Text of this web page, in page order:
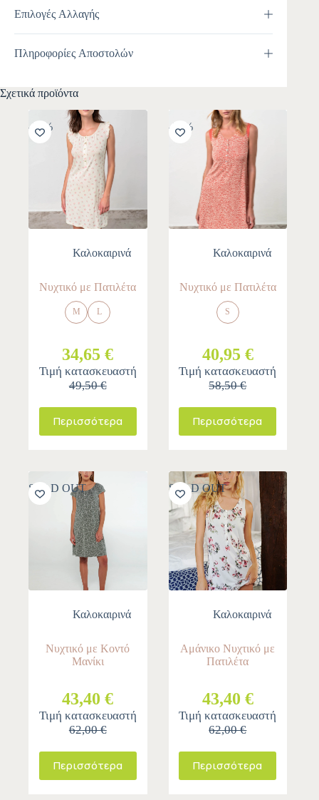
Επιλογές Αλλαγής
Πληροφορίες Αποστολών
Σχετικά προϊόντα
-30%
Καλοκαιρινά
Νυχτικό με Πατιλέτα
M L
34,65 €
Τιμή κατασκευαστή
49,50 €
Περισσότερα
-30%
Καλοκαιρινά
Νυχτικό με Πατιλέτα
S
40,95 €
Τιμή κατασκευαστή
58,50 €
Περισσότερα
SOLD OUT
Καλοκαιρινά
Νυχτικό με Κοντό
Μανίκι
43,40 €
Τιμή κατασκευαστή
62,00 €
Περισσότερα
SOLD OUT
Καλοκαιρινά
Αμάνικο Νυχτικό με
Πατιλέτα
43,40 €
Τιμή κατασκευαστή
62,00 €
Περισσότερα